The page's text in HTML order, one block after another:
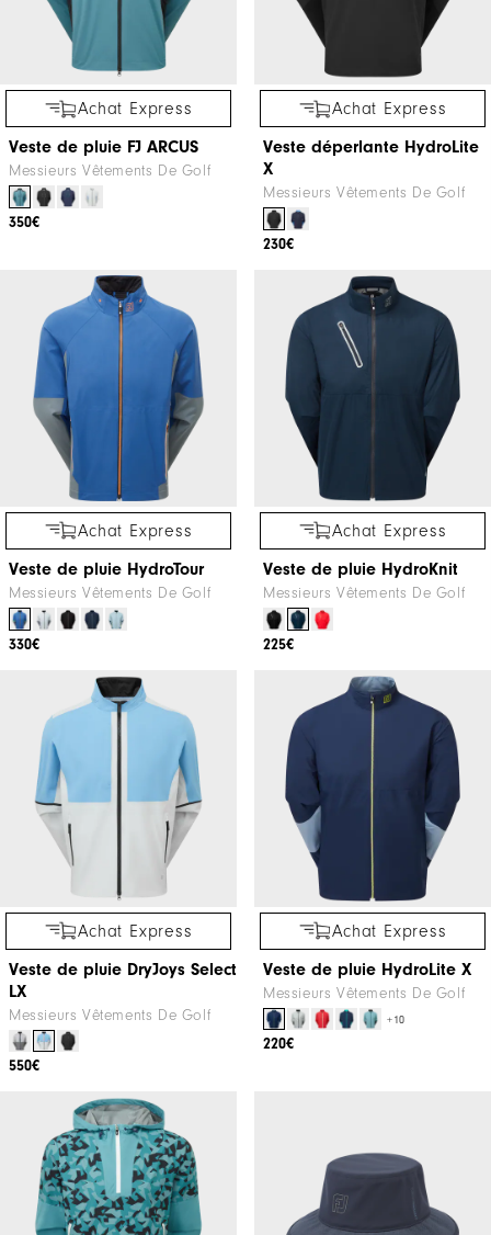
Achat Express
Veste de pluie FJ ARCUS
Messieurs Vêtements De Golf
350€
Achat Express
Veste déperlante HydroLite
X
Messieurs Vêtements De Golf
230€
Achat Express
Veste de pluie HydroTour
Messieurs Vêtements De Golf
330€
Achat Express
Veste de pluie HydroKnit
Messieurs Vêtements De Golf
225€
Achat Express
Veste de pluie DryJoys Select
LX
Messieurs Vêtements De Golf
550€
Achat Express
Veste de pluie HydroLite X
Messieurs Vêtements De Golf
+10
220€